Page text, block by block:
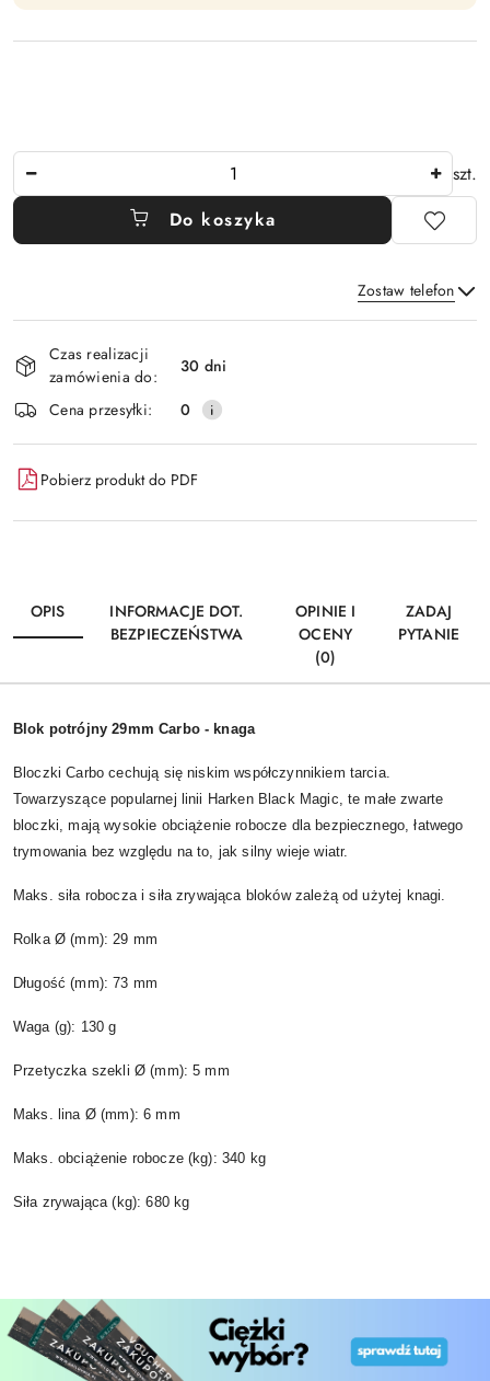
szt.
Do koszyka
Zostaw telefon
i
dostawa
Czas realizacji
zamówienia do:
30 dni
Cena przesyłki:
0
Pobierz produkt do PDF
OPIS
INFORMACJE DOT.
BEZPIECZEŃSTWA
OPINIE I
OCENY
(0)
ZADAJ
PYTANIE
Blok potrójny 29mm Carbo - knaga
Bloczki Carbo cechują się niskim współczynnikiem tarcia.
Towarzyszące popularnej linii Harken Black Magic, te małe zwarte
bloczki, mają wysokie obciążenie robocze dla bezpiecznego, łatwego
trymowania bez względu na to, jak silny wieje wiatr.
Maks. siła robocza i siła zrywająca bloków zależą od użytej knagi.
Rolka Ø (mm): 29 mm
Długość (mm): 73 mm
Waga (g): 130 g
Przetyczka szekli Ø (mm): 5 mm
Maks. lina Ø (mm): 6 mm
Maks. obciążenie robocze (kg): 340 kg
Siła zrywająca (kg): 680 kg